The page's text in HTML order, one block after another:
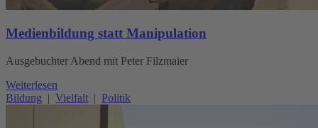
Medienbildung statt Manipulation
Ausgebuchter Abend mit Peter Filzmaier
Weiterlesen
Bildung | Vielfalt | Politik